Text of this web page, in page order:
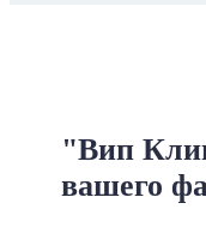
"Вип
вашего